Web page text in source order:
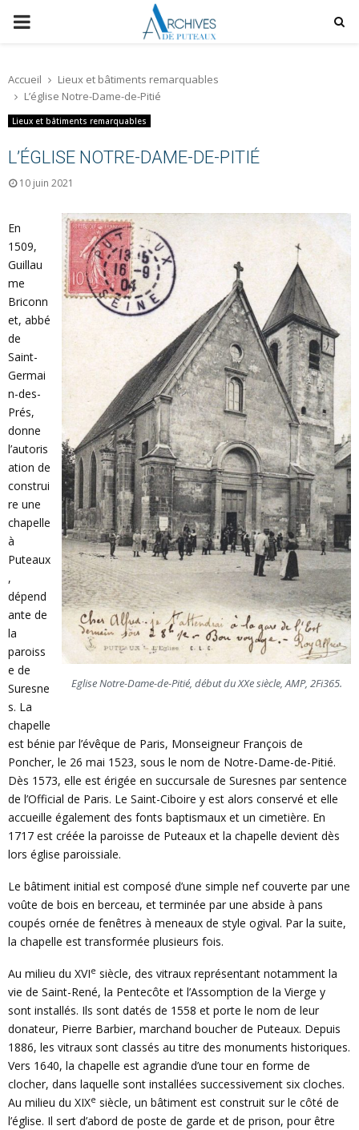
P
I
M
A
R
Y
M
E
N
U
Accueil
Lieux et bâtiments remarquables
L’église Notre-Dame-de-Pitié
Lieux et bâtiments remarquables
L’ÉGLISE NOTRE-DAME-DE-PITIÉ
10 juin 2021
Eglise Notre-Dame-de-Pitié, début du XXe siècle, AMP, 2Fi365.
En
1509,
Guillau
me
Briconn
et, abbé
de
Saint-
Germai
n-des-
Prés,
donne
l’autoris
ation de
construi
re une
chapelle
à
Puteaux
,
dépend
ante de
la
paroiss
e de
Suresne
s. La
chapelle
est bénie par l’évêque de Paris, Monseigneur François de
Poncher, le 26 mai 1523, sous le nom de Notre-Dame-de-Pitié.
Dès 1573, elle est érigée en succursale de Suresnes par sentence
de l’Official de Paris. Le Saint-Ciboire y est alors conservé et elle
accueille également des fonts baptismaux et un cimetière. En
1717 est créée la paroisse de Puteaux et la chapelle devient dès
lors église paroissiale.
Le bâtiment initial est composé d’une simple nef couverte par une
voûte de bois en berceau, et terminée par une abside à pans
coupés ornée de fenêtres à meneaux de style ogival. Par la suite,
la chapelle est transformée plusieurs fois.
Au milieu du XVIe siècle, des vitraux représentant notamment la
vie de Saint-René, la Pentecôte et l’Assomption de la Vierge y
sont installés. Ils sont datés de 1558 et porte le nom de leur
donateur, Pierre Barbier, marchand boucher de Puteaux. Depuis
1886, les vitraux sont classés au titre des monuments historiques.
Vers 1640, la chapelle est agrandie d’une tour en forme de
clocher, dans laquelle sont installées successivement six cloches.
Au milieu du XIXe siècle, un bâtiment est construit sur le côté de
l’église. Il sert d’abord de poste de garde et de prison, pour être